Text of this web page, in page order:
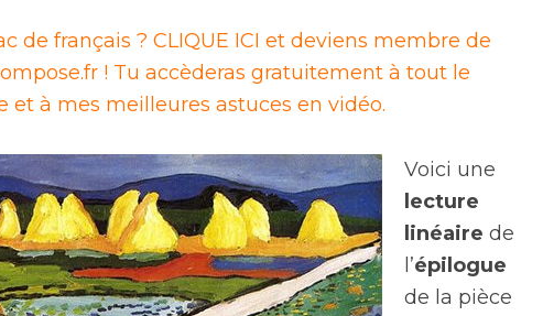
de français ? CLIQUE ICI et deviens membre de
! Tu accèderas gratuitement à tout le
et à mes meilleures astuces en vidéo.
Voici une
lecture
linéaire de
l’épilogue
de la pièce